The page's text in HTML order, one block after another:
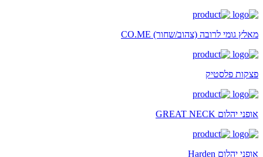
מאלץ גומי לרובה (צהוב/שחור) CO.ME
פצקות פלסטיק
אופני יהלום GREAT NECK
אופני יהלום Harden